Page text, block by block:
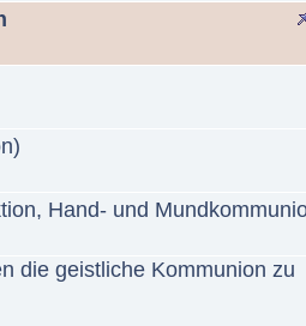
Hand- und
die geistliche Kommunion zu